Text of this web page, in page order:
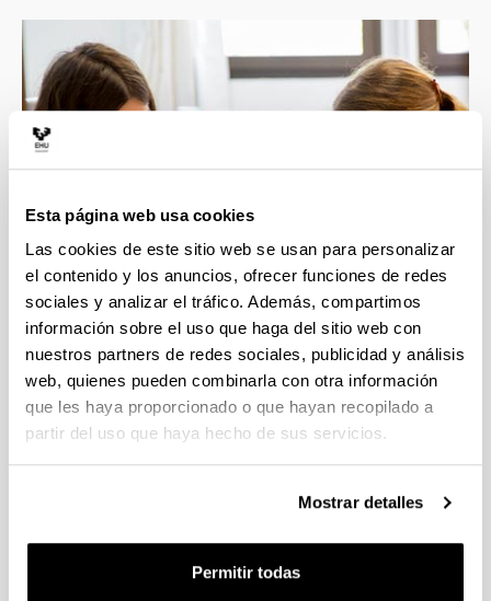
Esta página web usa cookies
Las cookies de este sitio web se usan para personalizar
el contenido y los anuncios, ofrecer funciones de redes
sociales y analizar el tráfico. Además, compartimos
información sobre el uso que haga del sitio web con
nuestros partners de redes sociales, publicidad y análisis
web, quienes pueden combinarla con otra información
que les haya proporcionado o que hayan recopilado a
partir del uso que haya hecho de sus servicios.
Mostrar detalles
Permitir todas
4 razones para elegir este grado